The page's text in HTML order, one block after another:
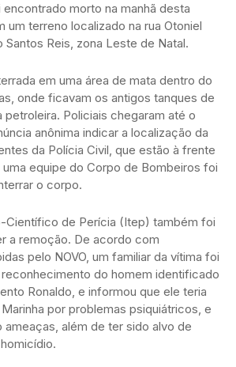
morto na manhã desta
um terreno localizado na rua Otoniel
Santos Reis, zona Leste de Natal.
em uma área de mata dentro do
onde ficavam os antigos tanques de
petroleira. Policiais chegaram até o
anônima indicar a localização da
da Polícia Civil, que estão à frente
equipe do Corpo de Bombeiros foi
o corpo.
Científico de Perícia (Itep) também foi
a remoção. De acordo com
pelo NOVO, um familiar da vítima foi
do homem identificado
Ronaldo, e informou que ele teria
por problemas psiquiátricos, e
ameaças, além de ter sido alvo de